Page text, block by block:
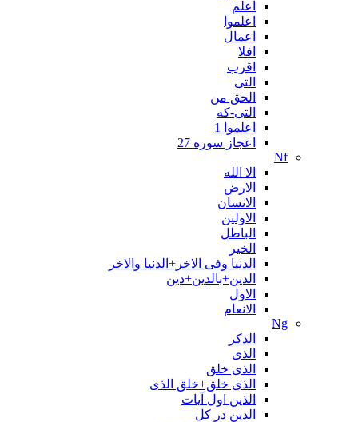
اعلم
اعلموا
اعمال
افلا
اقرب
التی
الحق من
التی-که
اعلموا 1
اعجاز سوره 27
Nf
الا الله
الارض
الانسان
الاولین
الباطل
الخیر
الدنیا وفی الاخر+الدنیا والاخر
الدین+بالدین+دین
الاول
الانعام
Ng
الذکر
الذی
الذی خلق
الذی خلق+خلق الذی
الذین اول آیات
الذین در کل